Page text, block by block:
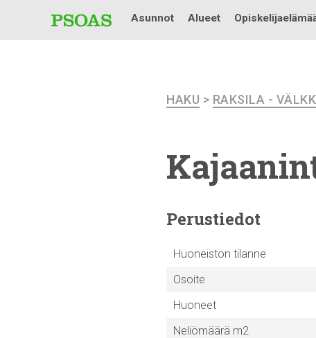
Asunnot Alueet
HAKU > RAKSILA -
Perustiedot
Huoneiston tilanne
Osoite
Huoneet
Neliömäärä m2